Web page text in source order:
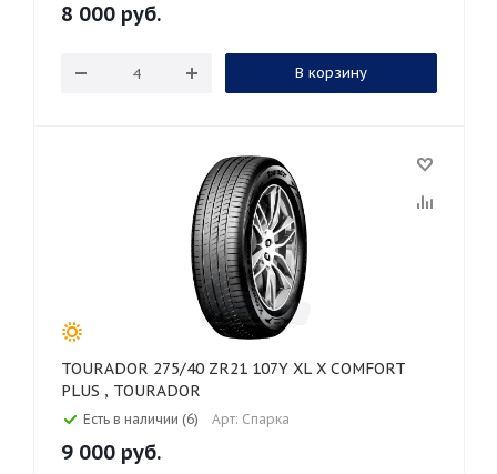
8 000 руб.
В корзину
TOURADOR 275/40 ZR21 107Y XL X COMFORT
PLUS , TOURADOR
Есть в наличии (6) Арт: Спарка
9 000 руб.